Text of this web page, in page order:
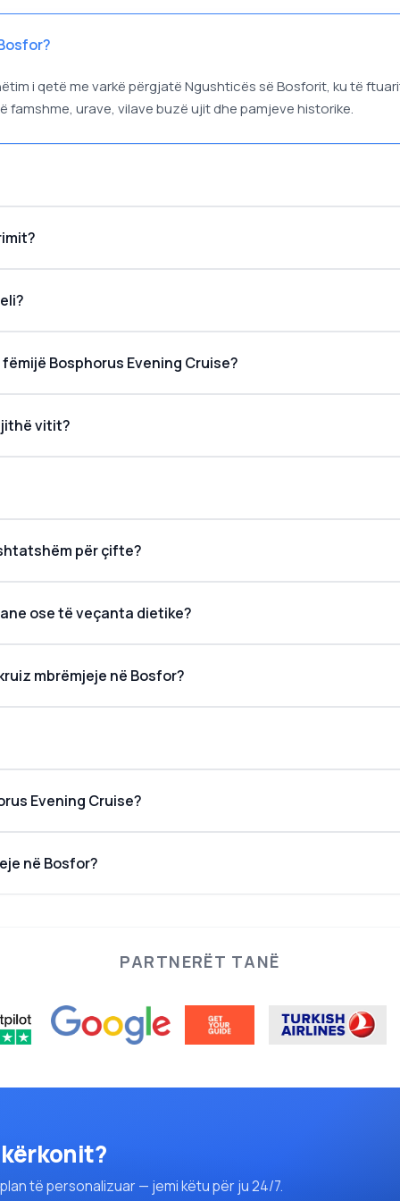
i qetë me varkë përgjatë Ngushticës së Bosforit, ku të
urave, vilave buzë ujit dhe pamjeve historike.
Bosphorus Evening Cruise?
vitit?
për çifte?
ose të veçanta dietike?
mbrëmjeje në Bosfor?
Evening Cruise?
në Bosfor?
PARTNERËT TANË
të personalizuar — jemi këtu për ju 24/7.